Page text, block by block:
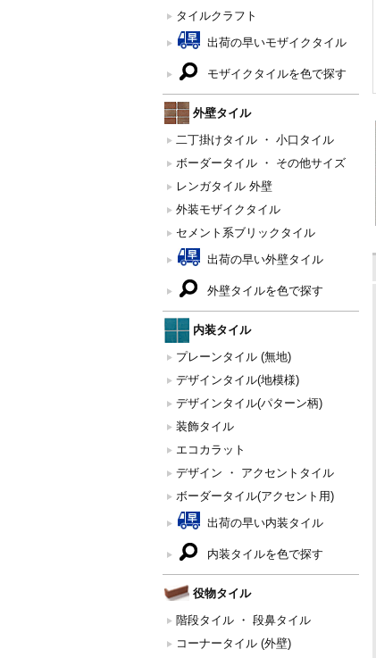
タイルクラフト
出荷の早いモザイクタイル
モザイクタイルを色で探す
外壁タイル
二丁掛けタイル ・ 小口タイル
ボーダータイル ・ その他サイズ
レンガタイル 外壁
外装モザイクタイル
セメント系ブリックタイル
出荷の早い外壁タイル
外壁タイルを色で探す
内装タイル
プレーンタイル (無地)
デザインタイル(地模様)
デザインタイル(パターン柄)
装飾タイル
エコカラット
デザイン ・ アクセントタイル
ボーダータイル(アクセント用)
出荷の早い内装タイル
内装タイルを色で探す
役物タイル
階段タイル ・ 段鼻タイル
コーナータイル (外壁)